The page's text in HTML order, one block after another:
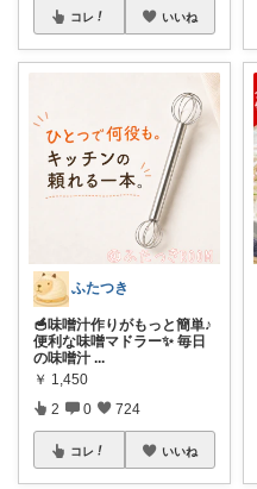
コレ いいね
ふたつき
🥣味噌汁作りがもっと簡単♪
便利な味噌マドラー✨ 毎日
の味噌汁 ...
￥ 1,450
2 0 724
コレ いいね